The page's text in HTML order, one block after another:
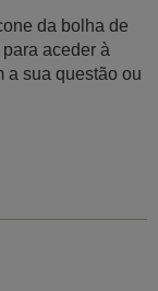
da bolha de
aceder à
a sua questão ou